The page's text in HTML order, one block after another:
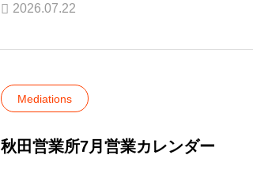
2026.07.22
Mediations
秋田営業所7月営業カレンダー